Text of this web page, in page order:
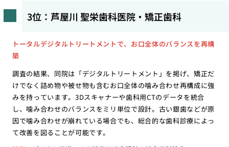
3位：芦屋川 聖栄歯科医院・矯正歯科
トータルデジタルトリートメントで、お口全体のバランスを再構
築
調査の結果、同院は「デジタルトリートメント」を掲げ、矯正だ
けでなく詰め物や被せ物も含むお口全体の噛み合わせ再構成に強
みを持っています。3Dスキャナーや歯科用CTのデータを統合
し、噛み合わせのバランスをミリ単位で設計。古い銀歯などが原
因で噛み合わせが崩れている場合でも、総合的な歯科診療によっ
て改善を図ることが可能です。